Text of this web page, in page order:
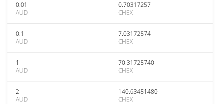
0.01
AUD
0.70317257
CHEX
0.1
AUD
7.03172574
CHEX
1
AUD
70.31725740
CHEX
2
AUD
140.63451480
CHEX